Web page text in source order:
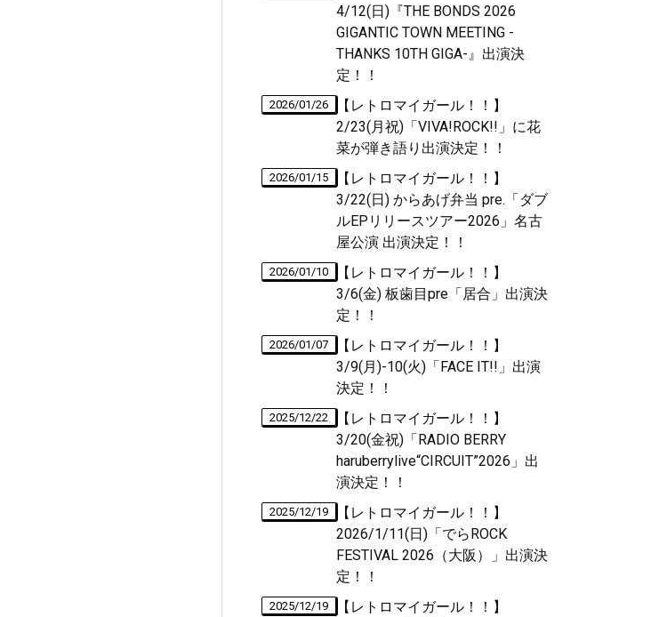
4/12(日)『THE BONDS 2026
GIGANTIC TOWN MEETING -
THANKS 10TH GIGA-』出演決
定！！
2026/01/26
【レトロマイガール！！】
2/23(月祝)「VIVA!ROCK!!」に花
菜が弾き語り出演決定！！
2026/01/15
【レトロマイガール！！】
3/22(日) からあげ弁当 pre.「ダブ
ルEPリリースツアー2026」名古
屋公演 出演決定！！
2026/01/10
【レトロマイガール！！】
3/6(金) 板歯目pre「居合」出演決
定！！
2026/01/07
【レトロマイガール！！】
3/9(月)-10(火)「FACE IT!!」出演
決定！！
2025/12/22
【レトロマイガール！！】
3/20(金祝)「RADIO BERRY
haruberrylive“CIRCUIT”2026」出
演決定！！
2025/12/19
【レトロマイガール！！】
2026/1/11(日)「でらROCK
FESTIVAL 2026（大阪）」出演決
定！！
2025/12/19
【レトロマイガール！！】